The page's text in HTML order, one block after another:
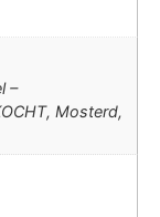
–
Mosterd,